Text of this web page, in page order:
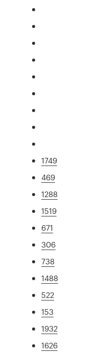
1749
469
1288
1519
671
306
738
1488
522
153
1932
1626